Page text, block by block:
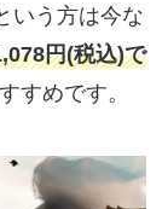
いう方は今な
円(税込)で
すめです。